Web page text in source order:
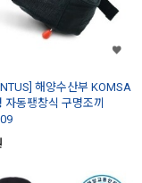
해양수산부 KOMSA
자동팽창식 구명조끼